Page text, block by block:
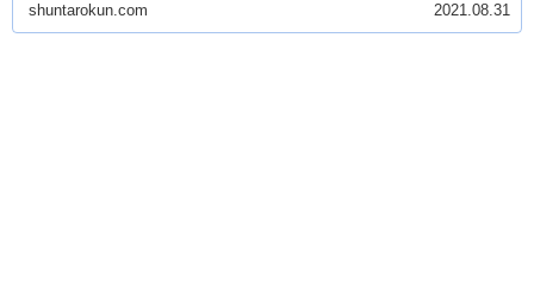
shuntarokun.com 2021.08.31